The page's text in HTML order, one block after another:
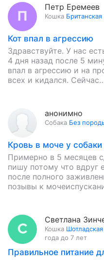
Петр Еремеев
Кошка
Кот впал в агрессию
Здравствуйте. У нас
4 дня назад после 5
впал в агрессию и на
всех и кидался.
анонимно
Собака Без
Кровь в моче у собаки
Примерно в 5 месяцев
пишу потому что вдруг
после полного
позывы к
Светлана
Кошка
года до 7 лет
Правильное питание